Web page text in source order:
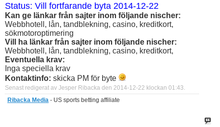
Status: Vill fortfarande byta 2014-12-22
Kan ge länkar från sajter inom följande nischer:
Webbhotell, lån, tandblekning, casino, kreditkort,
sökmotoroptimering
Vill ha länkar från sajter inom följande nischer:
Webbhotell, lån, tandblekning, casino, kreditkort,
Eventuella krav:
Inga speciella krav
Kontaktinfo: skicka PM för byte
Senast redigerat av Jesper Ribacka den 2014-12-22 klockan 01:43
Ribacka Media - US sports betting affiliate